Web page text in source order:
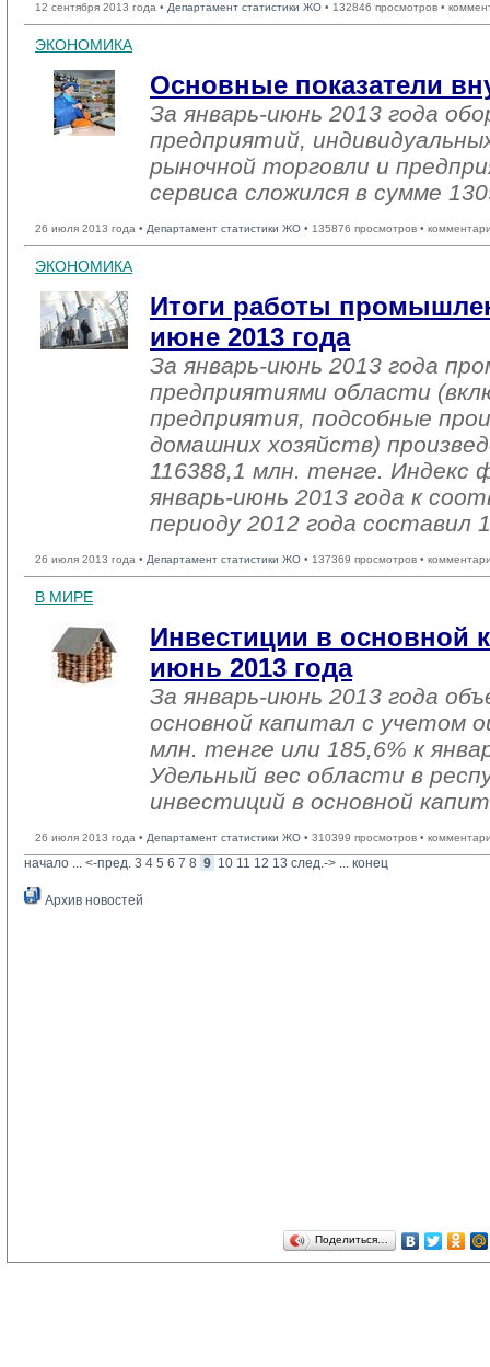
12 сентября 2013 года • Департамент статистики ЖО • 132846 просмотров •
ЭКОНОМИКА
Основные показатели
За январь-июнь 2013 года
предприятий,
рыночной торговли и
сервиса сложился в сумме
26 июля 2013 года • Департамент статистики ЖО • 135876 просмотров •
ЭКОНОМИКА
Итоги работы
июне 2013 года
За январь-июнь 2013 года
предприятиями области
предприятия, подсобные
домашних хозяйств)
116388,1 млн. тенге. Индекс
январь-июнь 2013 года к
периоду 2012 года составил
26 июля 2013 года • Департамент статистики ЖО • 137369 просмотров •
В МИРЕ
Инвестиции в основной
июнь 2013 года
За январь-июнь 2013 года
основной капитал с учетом
млн. тенге или 185,6% к
Удельный вес области в
инвестиций в основной
26 июля 2013 года • Департамент статистики ЖО • 310399 просмотров •
начало ... <-пред. 3 4 5 6 7 8 9 10 11 12 13 след.-> ... конец
Архив новостей
Поделиться…